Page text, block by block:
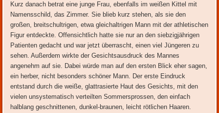
Kurz danach betrat eine junge Frau, ebenfalls im weißen Kittel mit
Namensschild, das Zimmer. Sie blieb kurz stehen, als sie den
großen, breitschultrigen, etwa gleichaltrigen Mann mit der athletischen
Figur entdeckte. Offensichtlich hatte sie nur an den siebzigjährigen
Patienten gedacht und war jetzt überrascht, einen viel Jüngeren zu
sehen. Außerdem wirkte der Gesichtsausdruck des Mannes
angenehm auf sie. Dabei würde man auf den ersten Blick eher sagen,
ein herber, nicht besonders schöner Mann. Der erste Eindruck
entstand durch die weiße, glattrasierte Haut des Gesichts, mit den
vielen unsystematisch verteilten Sommersprossen, den einfach
halblang geschnittenen, dunkel-braunen, leicht rötlichen Haaren.